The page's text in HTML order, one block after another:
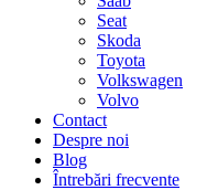
Seat
Skoda
Toyota
Volkswagen
Volvo
Contact
Despre noi
Blog
Întrebări frecvente